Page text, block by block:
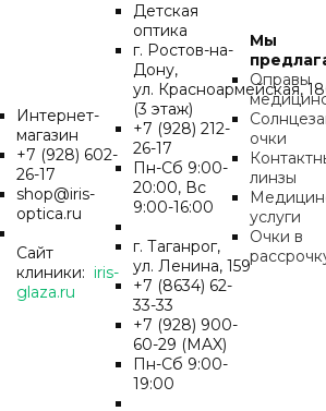
Интернет-
магазин
+7 (928) 602-
26-17
shop@iris-
optica.ru
Сайт
клиники: iris-
glaza.ru
Детская
оптика
г. Ростов-на-
Дону,
ул. Красноармейская,
(3 этаж)
+7 (928) 212-
26-17
Пн-Cб 9:00-
20:00, Вс
9:00-16:00
г. Таганрог,
ул. Ленина, 159
+7 (8634) 62-
33-33
+7 (928) 900-
60-29 (MAX)
Пн-Cб 9:00-
19:00
Мы
Оправы
очки
линзы
услуги
Очки в